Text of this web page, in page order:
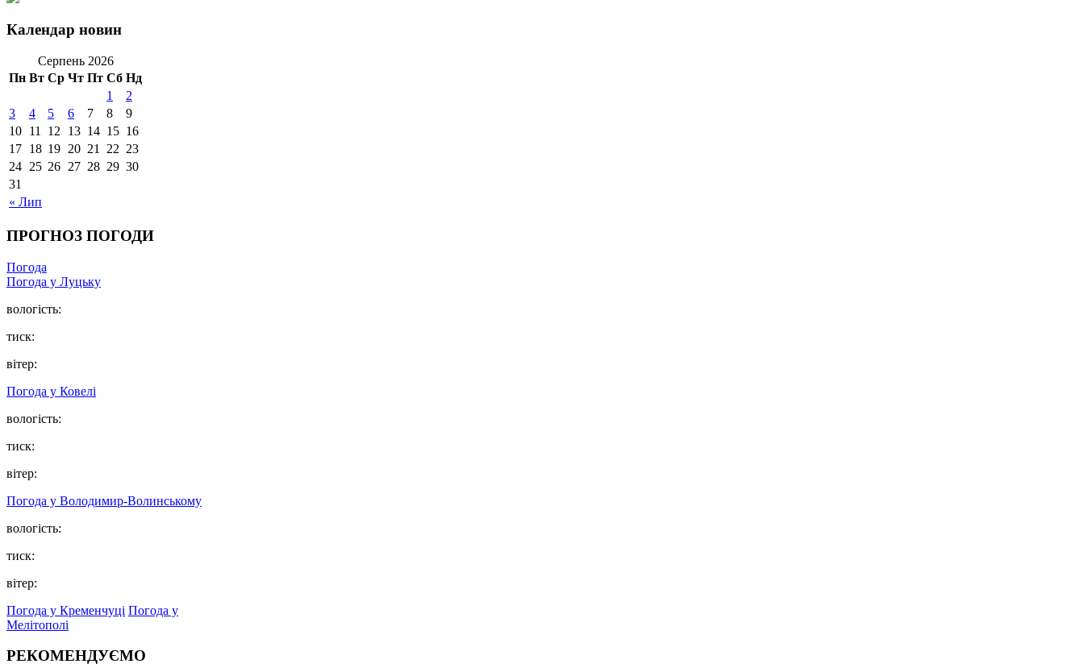
Календар новин
Серпень 2026
Пн Вт Ср Чт Пт Сб Нд
« Лип
1
2
3
4 5 6 7 8
9
10 11 12 13 14 15 16
17 18 19 20 21 22 23
24 25 26 27 28 29 30
31
ПРОГНОЗ ПОГОДИ
Погода
Погода у Луцьку
вологість:
тиск:
вітер:
Погода у Ковелі
вологість:
тиск:
вітер:
Погода у Володимир-Волинському
вологість:
тиск:
вітер:
Погода у Кременчуці Погода у
Мелітополі
РЕКОМЕНДУЄМО